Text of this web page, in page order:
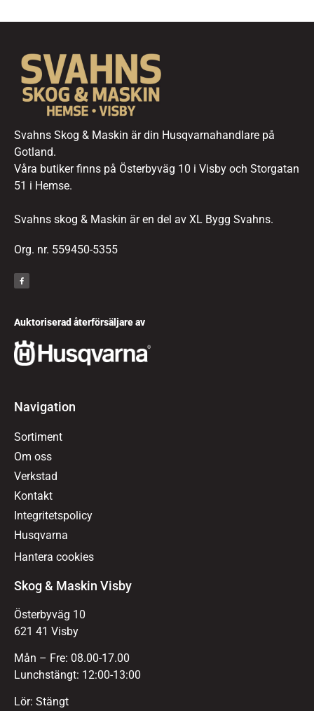
Svahns Skog & Maskin är din Husqvarnahandlare på
Gotland.
Våra butiker finns på Österbyväg 10 i Visby och Storgatan
51 i Hemse.
Svahns skog & Maskin är en del av XL Bygg Svahns.
Org. nr. 559450-5355
Auktoriserad återförsäljare av
Navigation
Sortiment
Om oss
Verkstad
Kontakt
Integritetspolicy
Husqvarna
Hantera cookies
Skog & Maskin Visby
Österbyväg 10
621 41 Visby
Mån – Fre: 08.00-17.00
Lunchstängt: 12:00-13:00
Lör: Stängt